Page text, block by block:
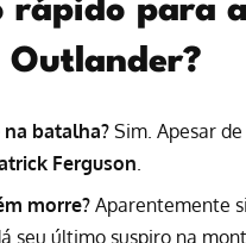
rápido para
na batalha?Sim. Apesar
Ferguson
morre? Aparentemente
seu último suspiro na